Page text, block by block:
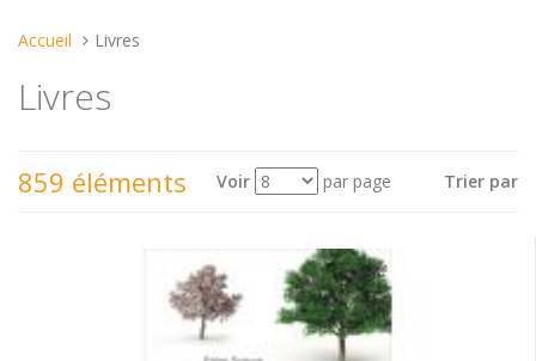
Vous
ici :
Accueil Livres
Livres
859 éléments Voir par page Trier par